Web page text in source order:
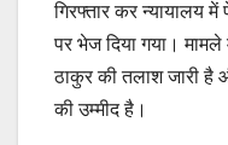
गिरफ्तार कर न्यायालय
पर भेज दिया गया।
ठाकुर की तलाश जारी है
की उम्मीद है।